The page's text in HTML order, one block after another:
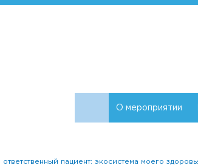
О мероприятии
пациент: экосистема моего